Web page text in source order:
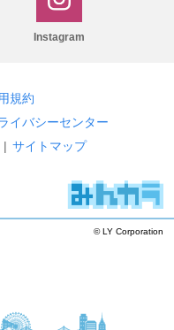
Instagram
規約
イバシーセンター
| サイトマップ
© LY Corporation